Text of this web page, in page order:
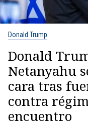
Donald Trump
Donald
Netanyahu
cara tras
contra
encuentro